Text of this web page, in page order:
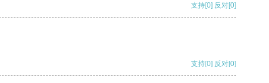
支持[0] 反对[0]
支持[0] 反对[0]